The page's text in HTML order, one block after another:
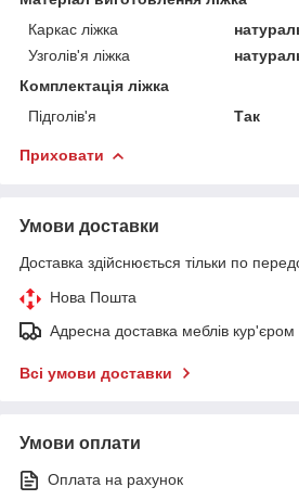
Каркас ліжка
Узголів'я ліжка
Комплектація ліжка
Підголів'я
Так
Приховати
Умови доставки
Доставка здійснюється тільки по
Нова Пошта
Адресна доставка меблів кур'єром
Всі умови доставки
Умови оплати
Оплата на рахунок